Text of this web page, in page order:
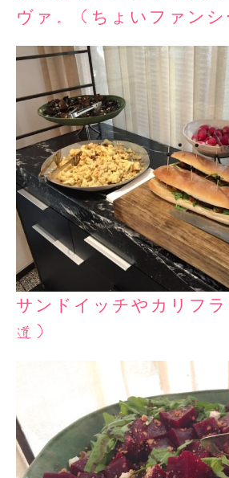
ヴァ。（ちょいファンシ
サンドイッチやカリフラ
道）